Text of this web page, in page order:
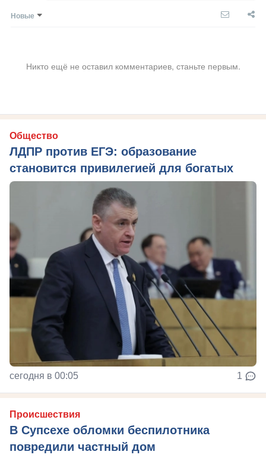
Новые
Никто ещё не оставил комментариев, станьте первым.
Общество
ЛДПР против ЕГЭ: образование
становится привилегией для богатых
сегодня в 00:05 1
Происшествия
В Супсехе обломки беспилотника
повредили частный дом